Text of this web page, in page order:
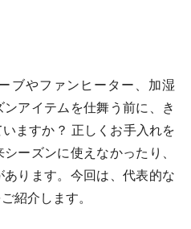
ブやファンヒーター、加湿
アイテムを仕舞う前に、き
ますか？ 正しくお手入れを
ーズンに使えなかったり、
ります。今回は、代表的な
紹介します。